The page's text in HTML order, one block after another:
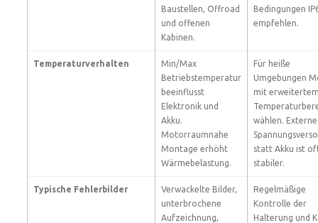
Baustellen, Offroad
und offenen
Kabinen.
Bedingungen
empfehlen.
Temperaturverhalten
Min/Max
Betriebstemperatur
beeinflusst
Elektronik und
Akku.
Motorraumnahe
Montage erhöht
Wärmebelastung.
Für heiße
Umgebungen
mit
wählen. Externe
statt Akku ist
stabiler.
Typische Fehlerbilder
Verwackelte Bilder,
unterbrochene
Aufzeichnung,
Regelmäßige
Kontrolle der
Halterung und